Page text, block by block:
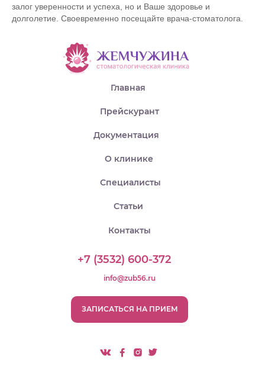
залог уверенности и успеха, но и Ваше здоровье и
долголетие. Своевременно посещайте врача-стоматолога.
Главная
Прейскурант
Документация
О клинике
Специалисты
Статьи
Контакты
+7 (3532) 600-372
info@zub56.ru
ЗАПИСАТЬСЯ НА ПРИЕМ